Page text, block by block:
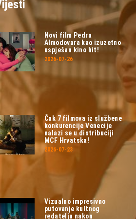
Novi film Pedra
Almodovara kao izuzetno
uspješan kino hit!
2026-07-26
Čak 7 filmova iz službene
konkurencije Venecije
nalazi se u distribuciji
MCF Hrvatska!
2026-07-23
Vizualno impresivno
putovanje kultnog
redatelja nakon